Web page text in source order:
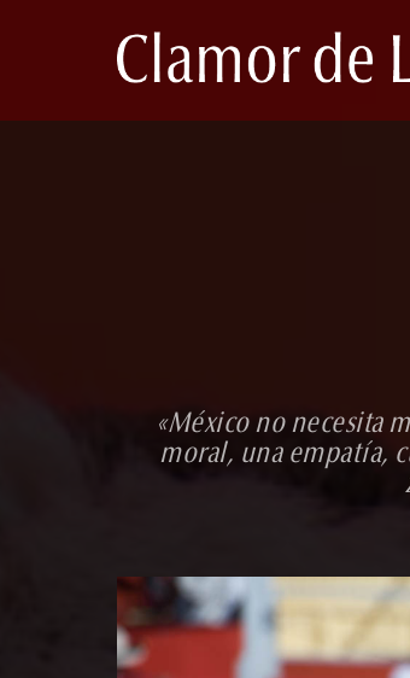
«México no necesita
moral, una empatía,